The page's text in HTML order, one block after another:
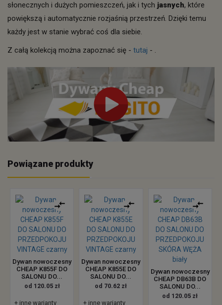
słonecznych i dużych pomieszczeń, jak i tych jasnych, które
powiększą i automatycznie rozjaśnią przestrzeń. Dzięki temu
każdy jest w stanie wybrać coś dla siebie.
Z całą kolekcją można zapoznać się - tutaj - .
Powiązane produkty
Dywan nowoczesny
CHEAP K855F DO
SALONU DO...
od 120.05 zł
+ inne warianty
Dywan nowoczesny
CHEAP K855E DO
SALONU DO...
od 70.62 zł
+ inne warianty
Dywan nowoczesny
CHEAP DB63B DO
SALONU DO...
od 120.05 zł